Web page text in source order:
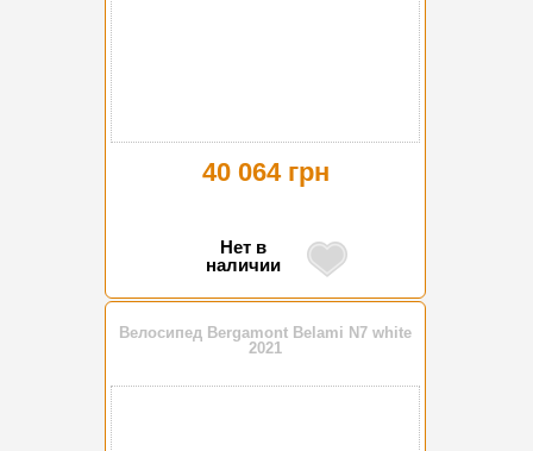
40 064 грн
Нет в
наличии
Велосипед Bergamont Belami N7 white
2021